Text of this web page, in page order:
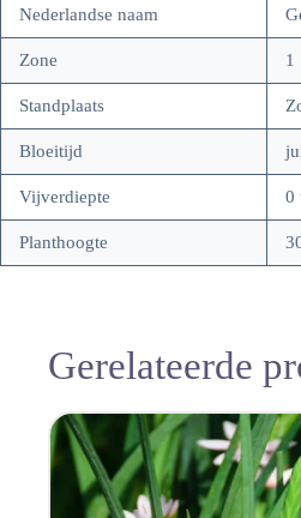
Nederlandse naam
Zone 1
Standplaats
Bloeitijd
Vijverdiepte 0
Planthoogte
Gerelateerde